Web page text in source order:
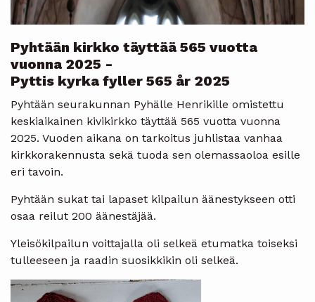
Pyhtään kirkko täyttää 565 vuotta
vuonna 2025 -
Pyttis kyrka fyller 565 år 2025
Pyhtään seurakunnan Pyhälle Henrikille omistettu
keskiaikainen kivikirkko täyttää 565 vuotta vuonna
2025. Vuoden aikana on tarkoitus juhlistaa vanhaa
kirkkorakennusta sekä tuoda sen olemassaoloa esille
eri tavoin.
Pyhtään sukat tai lapaset kilpailun äänestykseen otti
osaa reilut 200 äänestäjää.
Yleisökilpailun voittajalla oli selkeä etumatka toiseksi
tulleeseen ja raadin suosikkikin oli selkeä.